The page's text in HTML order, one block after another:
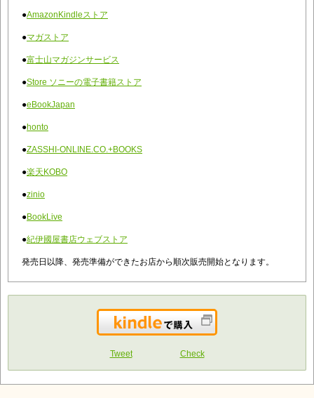
●AmazonKindleストア
●マガストア
●富士山マガジンサービス
●Store ソニーの電子書籍ストア
●eBookJapan
●honto
●ZASSHI-ONLINE.CO.+BOOKS
●楽天KOBO
●zinio
●BookLive
●紀伊國屋書店ウェブストア
発売日以降、発売準備ができたお店から順次販売開始となります。
Kindleで購入
Tweet Check